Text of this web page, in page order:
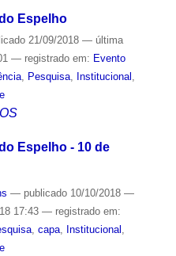
Espelho
21/09/2018 — última
— registrado em: Evento
, Pesquisa, Institucional ,
Espelho - 10 de
— publicado10/10/2018 —
17:43 — registrado em:
, capa, Institucional